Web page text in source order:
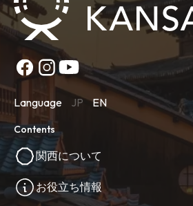
Language JP EN
Contents
関西について
お役立ち情報